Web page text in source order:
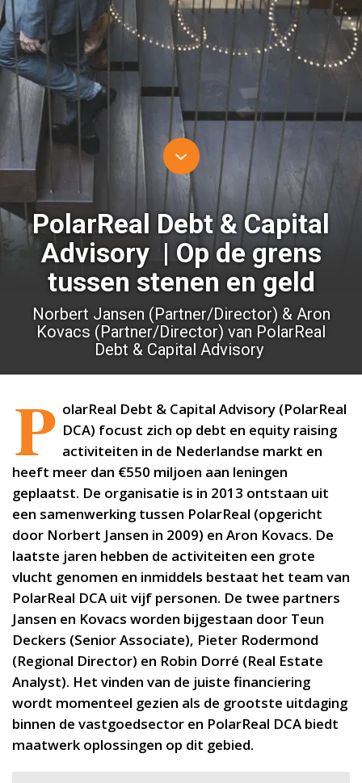
PolarReal Debt & Capital
Advisory | Op de grens
tussen stenen en geld
Norbert Jansen (Partner/Director) & Aron
Kovacs (Partner/Director) van PolarReal
Debt & Capital Advisory
P olarReal Debt & Capital Advisory (PolarReal
DCA) focust zich op debt en equity raising
activiteiten in de Nederlandse markt en
heeft meer dan €550 miljoen aan leningen
geplaatst. De organisatie is in 2013 ontstaan uit
een samenwerking tussen PolarReal (opgericht
door Norbert Jansen in 2009) en Aron Kovacs. De
laatste jaren hebben de activiteiten een grote
vlucht genomen en inmiddels bestaat het team van
PolarReal DCA uit vijf personen. De twee partners
Jansen en Kovacs worden bijgestaan door Teun
Deckers (Senior Associate), Pieter Rodermond
(Regional Director) en Robin Dorré (Real Estate
Analyst). Het vinden van de juiste financiering
wordt momenteel gezien als de grootste uitdaging
binnen de vastgoedsector en PolarReal DCA biedt
maatwerk oplossingen op dit gebied.